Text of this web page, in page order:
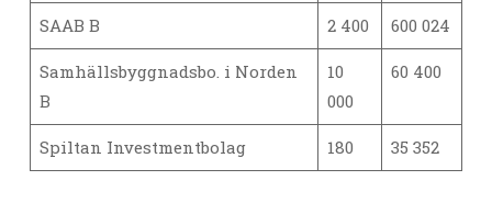
SAAB B 2 400 600 024
Samhällsbyggnadsbo. i Norden
B
10
000
60 400
Spiltan Investmentbolag 180 35 352